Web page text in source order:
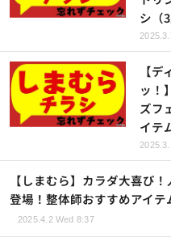
シ（
【
ッ！
ズフ
イテ
【しまむら】カラダ大喜び
登場！整体師おすすめアイテ
2025.4.2 Wed 8:37